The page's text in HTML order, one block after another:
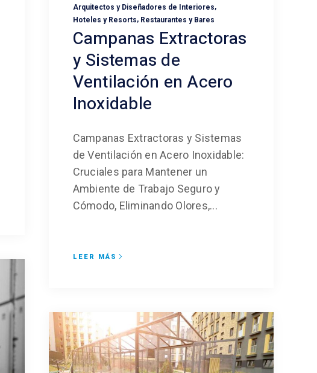
Arquitectos y Diseñadores de Interiores,
Hoteles y Resorts, Restaurantes y Bares
Campanas Extractoras
y Sistemas de
Ventilación en Acero
Inoxidable
Campanas Extractoras y Sistemas
de Ventilación en Acero Inoxidable:
Cruciales para Mantener un
Ambiente de Trabajo Seguro y
Cómodo, Eliminando Olores,...
LEER MÁS